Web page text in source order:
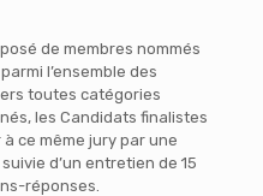
de membres nommés
l’ensemble des
toutes catégories
les Candidats finalistes
ce même jury par une
d’un entretien de 15
réponses.